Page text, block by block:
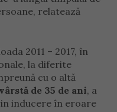
relatează
2011 – 2017, în
la diferite
cu o altă
de 35 de ani, a
inducere în eroare